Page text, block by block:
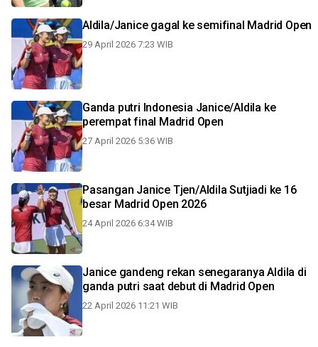
Aldila/Janice gagal ke semifinal Madrid Open
29 April 2026 7:23 WIB
Ganda putri Indonesia Janice/Aldila ke
perempat final Madrid Open
27 April 2026 5:36 WIB
Pasangan Janice Tjen/Aldila Sutjiadi ke 16
besar Madrid Open 2026
24 April 2026 6:34 WIB
Janice gandeng rekan senegaranya Aldila di
ganda putri saat debut di Madrid Open
22 April 2026 11:21 WIB